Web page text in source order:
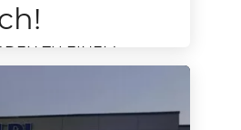
ZU EINEM
LEH UND DAS
STEHT VOR DER
Doch das